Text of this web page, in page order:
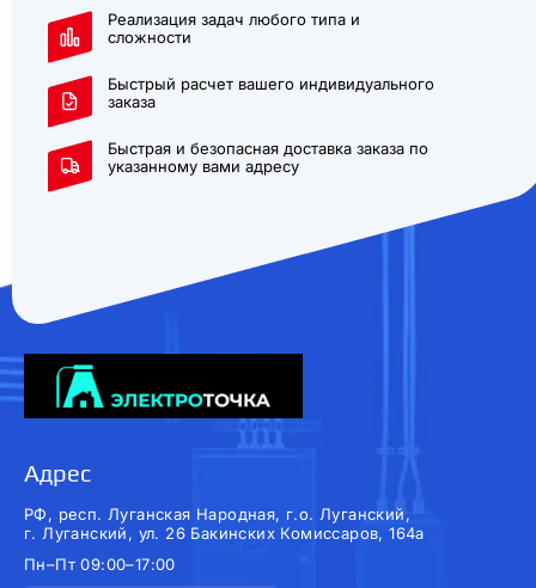
Реализация задач любого типа и
сложности
Быстрый расчет вашего индивидуального
заказа
Быстрая и безопасная доставка заказа по
указанному вами адресу
Адрес
РФ, респ. Луганская Народная, г.о. Луганский,
г. Луганский, ул. 26 Бакинских Комиссаров, 164а
Пн–Пт 09:00–17:00